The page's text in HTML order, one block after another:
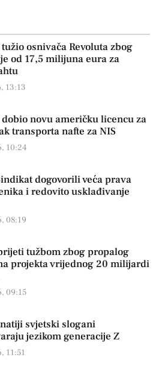
osnivača Revoluta zbog
od 17,5 milijuna eura za
13:13
dobio novu američku licencu za
transporta nafte za NIS
10:24
dogovorili veća prava
i redovito usklađivanje
08:19
tužbom zbog propalog
projekta vrijednog 20 milijardi
09:15
svjetski slogani
jezikom generacije Z
11:51